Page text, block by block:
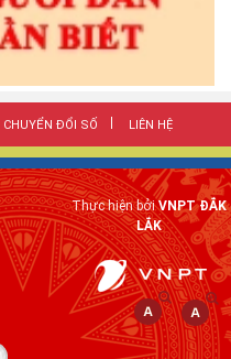
CHUYỂN ĐỔI SỐ LIÊN HỆ
Thực hiện bởiVNPT ĐẮK
LẮK